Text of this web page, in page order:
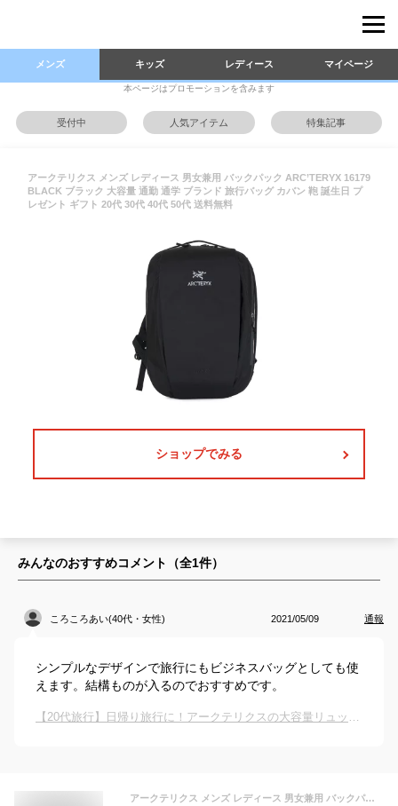
メンズ キッズ レディース マイページ
本ページはプロモーションを含みます
受付中 人気アイテム 特集記事
アークテリクス メンズ レディース 男女兼用 バックパック ARC’TERYX 16179
BLACK ブラック 大容量 通勤 通学 ブランド 旅行バッグ カバン 鞄 誕生日 プ
レゼント ギフト 20代 30代 40代 50代 送料無料
ショップでみる
みんなのおすすめコメント（全1件）
ころころあい(40代・女性) 2021/05/09 通報
シンプルなデザインで旅行にもビジネスバッグとしても使
えます。結構ものが入るのでおすすめです。
【20代旅行】日帰り旅行に！アークテリクスの大容量リュックでおすすめは？
アークテリクス メンズ レディース 男女兼用 バックパック ARC’TERYX 16179 BLACK ブラック 大容量 通勤 通学 ブランド 旅行バッグ カバン 鞄 誕生日 プレゼント ギフト 20代 30代 40代 50代 送料無料